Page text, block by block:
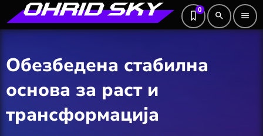
0
search menu
Обезбедена стабилна
основа за раст и
трансформација